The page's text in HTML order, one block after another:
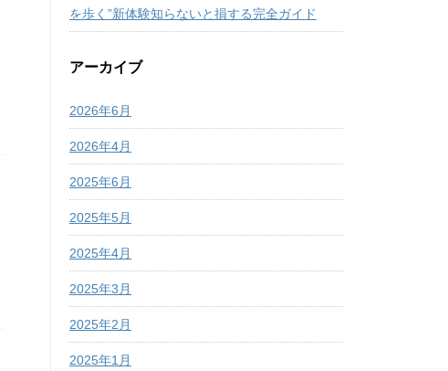
を歩く”新体験知らないと損する完全ガイド
アーカイブ
2026年6月
2026年4月
2025年6月
2025年5月
2025年4月
2025年3月
2025年2月
2025年1月